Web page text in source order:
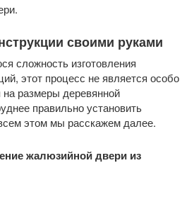
своими руками
сложность изготовления
этот процесс не является особо
размеры деревянной
правильно установить
этом мы расскажем далее.
жалюзийной двери из